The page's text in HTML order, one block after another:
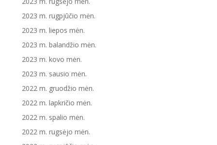
2023 m. rugpjūčio mėn.
2023 m. liepos mėn.
2023 m. balandžio mėn.
2023 m. kovo mėn.
2023 m. sausio mėn.
2022 m. gruodžio mėn.
2022 m. lapkričio mėn.
2022 m. spalio mėn.
2022 m. rugsėjo mėn.